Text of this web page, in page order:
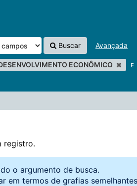
Buscar Avançada
ECONÔMICO E
registro.
o argumento de busca.
em termos de grafias